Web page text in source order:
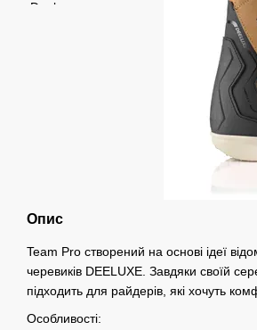
Опис
Team Pro створений на основі ідеї
черевиків DEELUXE. Завдяки своїй
підходить для райдерів, які хочуть
Особливості: